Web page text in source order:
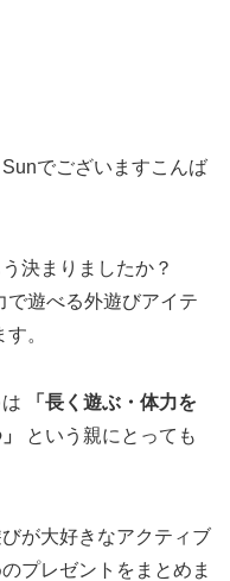
でございますこんば
決まりましたか？
で遊べる外遊びアイテ
。
「長く遊ぶ・体力を
という親にとっても
が大好きなアクティブ
プレゼントをまとめま